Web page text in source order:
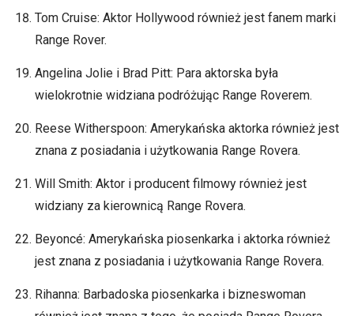
Tom Cruise: Aktor Hollywood również jest fanem marki
Range Rover.
Angelina Jolie i Brad Pitt: Para aktorska była
wielokrotnie widziana podróżując Range Roverem.
Reese Witherspoon: Amerykańska aktorka również jest
znana z posiadania i użytkowania Range Rovera.
Will Smith: Aktor i producent filmowy również jest
widziany za kierownicą Range Rovera.
Beyoncé: Amerykańska piosenkarka i aktorka również
jest znana z posiadania i użytkowania Range Rovera.
Rihanna: Barbadoska piosenkarka i bizneswoman